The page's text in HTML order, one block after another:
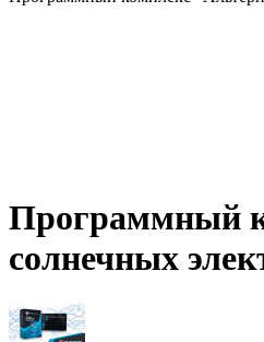
Программный
солнечных